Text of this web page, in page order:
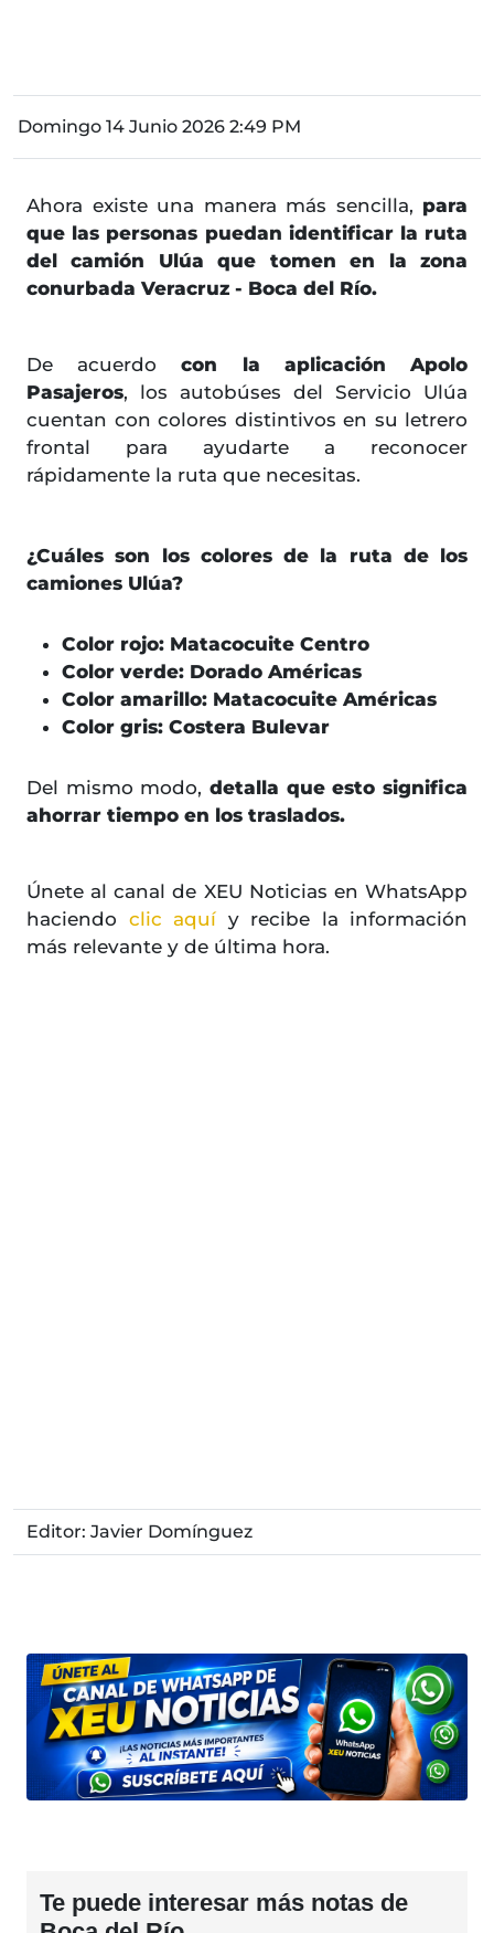
Domingo 14 Junio 2026 2:49 PM
Ahora existe una manera más sencilla, para
que las personas puedan identificar la ruta
del camión Ulúa que tomen en la zona
conurbada Veracruz - Boca del Río.
De acuerdocon la aplicación Apolo
Pasajeros, los autobúses del Servicio Ulúa
cuentan con colores distintivos en su letrero
frontal para ayudarte a reconocer
rápidamente la ruta que necesitas.
¿Cuáles son los colores de la ruta de los
camiones Ulúa?
Color rojo: Matacocuite Centro
Color verde: Dorado Américas
Color amarillo: Matacocuite Américas
Color gris: Costera Bulevar
Del mismo modo, detalla que esto significa
ahorrar tiempo en los traslados.
Únete al canal de XEU Noticias en WhatsApp
haciendo clic aquí y recibe la información
más relevante y de última hora.
Editor: Javier Domínguez
Te puede interesar más notas de